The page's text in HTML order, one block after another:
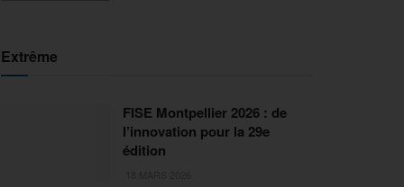
Extrême
FISE Montpellier 2026 : de
l’innovation pour la 29e
édition